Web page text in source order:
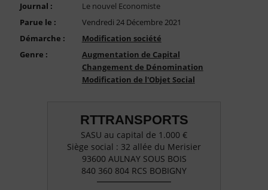
Journal :
Le nouvel Economiste
Parue le :
Vendredi 24 Décembre 2021
Démarche :
Modification société
Genre :
Augmentation de Capital
Changement de Dénomination
Modification de l'Objet Social
RTTRANSPORTS
SASU au capital de 1.000 €
Siège social : 32 allée du Merisier
93600 AULNAY SOUS BOIS
840 360 804 RCS BOBIGNY